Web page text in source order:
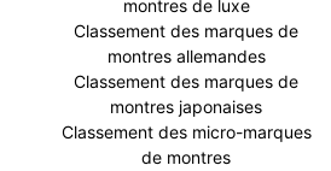
montres de luxe
Classement des marques de
montres allemandes
Classement des marques de
montres japonaises
Classement des micro-marques
de montres